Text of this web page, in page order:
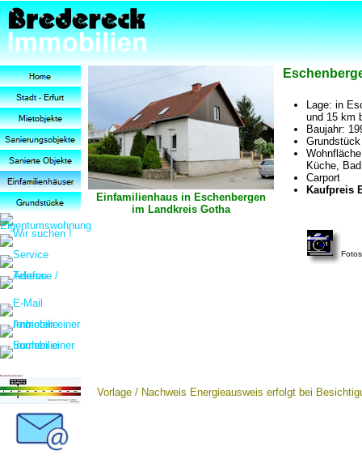
Einfamilienhaus in Eschenbergen
im Landkreis Gotha
Lage: in
und 15 km
Baujahr:
Küche,
Carport
Kaufpreis
Fotos
Vorlage / Nachweis Energieausweis erfolgt bei